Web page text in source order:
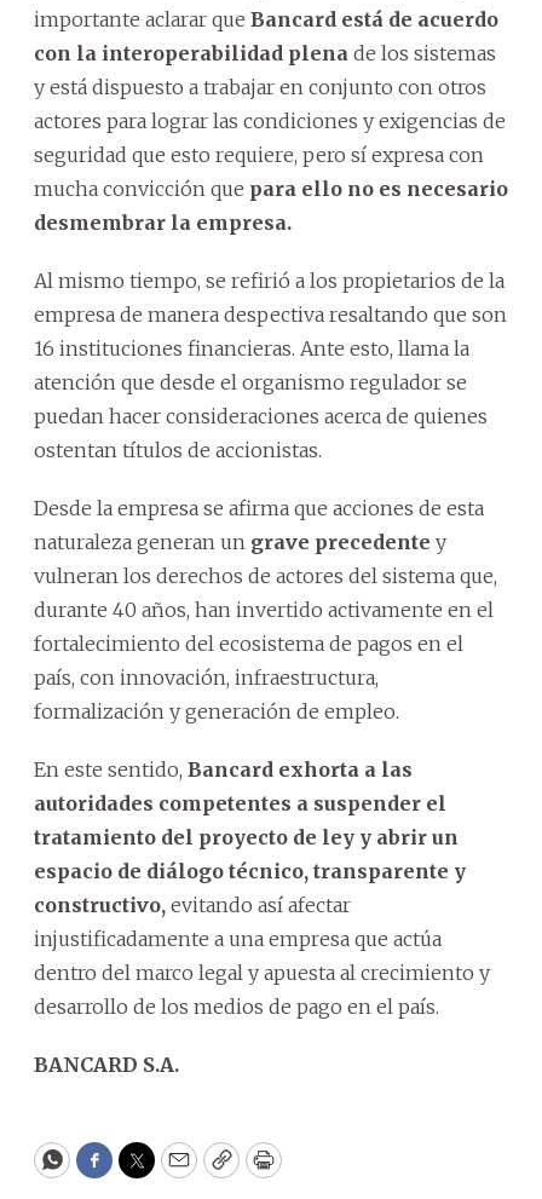
importante aclarar que Bancard está de acuerdo
con la interoperabilidad plena de los sistemas
y está dispuesto a trabajar en conjunto con otros
actores para lograr las condiciones y exigencias de
seguridad que esto requiere, pero sí expresa con
mucha convicción que para ello no es necesario
desmembrar la empresa.
Al mismo tiempo, se refirió a los propietarios de la
empresa de manera despectiva resaltando que son
16 instituciones financieras. Ante esto, llama la
atención que desde el organismo regulador se
puedan hacer consideraciones acerca de quienes
ostentan títulos de accionistas.
Desde la empresa se afirma que acciones de esta
naturaleza generan un grave precedente y
vulneran los derechos de actores del sistema que,
durante 40 años, han invertido activamente en el
fortalecimiento del ecosistema de pagos en el
país, con innovación, infraestructura,
formalización y generación de empleo.
En este sentido, Bancard exhorta a las
autoridades competentes a suspender el
tratamiento del proyecto de ley y abrir un
espacio de diálogo técnico, transparente y
constructivo, evitando así afectar
injustificadamente a una empresa que actúa
dentro del marco legal y apuesta al crecimiento y
desarrollo de los medios de pago en el país.
BANCARD S.A.
WhatsApp
Facebook
Twitter
EmailCopyPrint